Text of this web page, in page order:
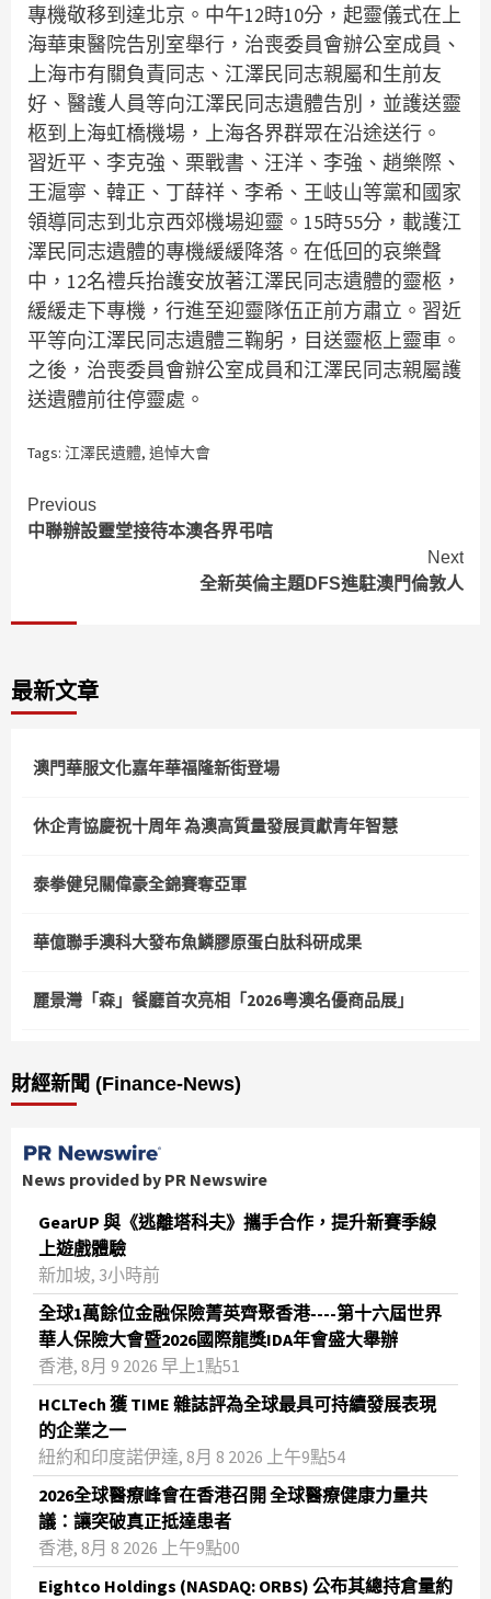
專機敬移到達北京。中午12時10分，起靈儀式在上
海華東醫院告別室舉行，治喪委員會辦公室成員、
上海市有關負責同志、江澤民同志親屬和生前友
好、醫護人員等向江澤民同志遺體告別，並護送靈
柩到上海虹橋機場，上海各界群眾在沿途送行。
習近平、李克強、栗戰書、汪洋、李強、趙樂際、
王滬寧、韓正、丁薛祥、李希、王岐山等黨和國家
領導同志到北京西郊機場迎靈。15時55分，載護江
澤民同志遺體的專機緩緩降落。在低回的哀樂聲
中，12名禮兵抬護安放著江澤民同志遺體的靈柩，
緩緩走下專機，行進至迎靈隊伍正前方肅立。習近
平等向江澤民同志遺體三鞠躬，目送靈柩上靈車。
之後，治喪委員會辦公室成員和江澤民同志親屬護
送遺體前往停靈處。
Tags: 江澤民遺體, 追悼大會
Continue
Reading
Previous
中聯辦設靈堂接待本澳各界弔唁
Next
全新英倫主題DFS進駐澳門倫敦人
最新文章
澳門華服文化嘉年華福隆新街登場
休企青協慶祝十周年 為澳高質量發展貢獻青年智慧
泰拳健兒關偉豪全錦賽奪亞軍
華億聯手澳科大發布魚鱗膠原蛋白肽科研成果
麗景灣「森」餐廳首次亮相「2026粵澳名優商品展」
財經新聞 (Finance-News)
News provided by PR Newswire
GearUP 與《逃離塔科夫》攜手合作，提升新賽季線
上遊戲體驗
新加坡, 3小時前
全球1萬餘位金融保險菁英齊聚香港----第十六屆世界
華人保險大會暨2026國際龍獎IDA年會盛大舉辦
香港, 8月 9 2026 早上1點51
HCLTech 獲 TIME 雜誌評為全球最具可持續發展表現
的企業之一
紐約和印度諾伊達, 8月 8 2026 上午9點54
2026全球醫療峰會在香港召開 全球醫療健康力量共
議：讓突破真正抵達患者
香港, 8月 8 2026 上午9點00
Eightco Holdings (NASDAQ: ORBS) 公布其總持倉量約